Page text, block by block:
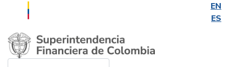
EN
ES
Saltar al contenido principal